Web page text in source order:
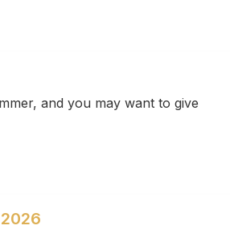
and you may want to give